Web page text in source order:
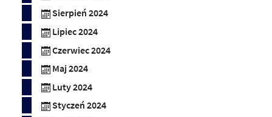
Sierpień 2024
Lipiec 2024
Czerwiec 2024
Maj 2024
Luty 2024
Styczeń 2024